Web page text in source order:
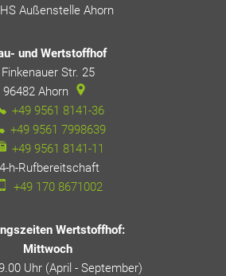
Außenstelle Ahorn
und Wertstoffhof
Finkenauer Str. 25
96482 Ahorn
+49 9561 8141-36
+49 9561 7998639
+49 9561 8141-11
h-Rufbereitschaft
+49 170 8671002
Wertstoffhof:
Mittwoch
Uhr (April - September)